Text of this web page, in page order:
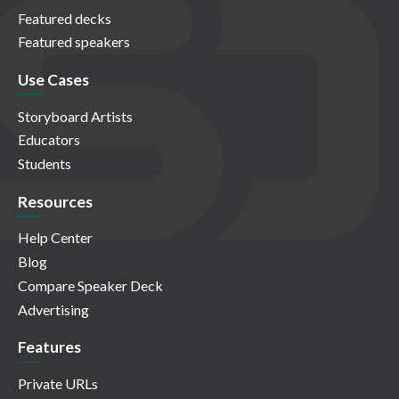
Featured decks
Featured speakers
Use Cases
Storyboard Artists
Educators
Students
Resources
Help Center
Blog
Compare Speaker Deck
Advertising
Features
Private URLs